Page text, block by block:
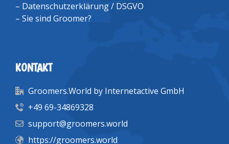
– Datenschutzerklärung / DSGVO
– Sie sind Groomer?
KONTAKT
Groomers.World by Internetactive GmbH
+49 69-34869328
support@groomers.world
https://groomers.world